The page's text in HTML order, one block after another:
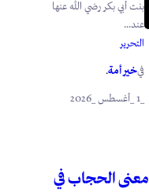
بنت أبي بكر رضي الله عنها
عند...
التحرير
فيخير أمة.
_1 _أغسطس _2026
معنى الحجاب في